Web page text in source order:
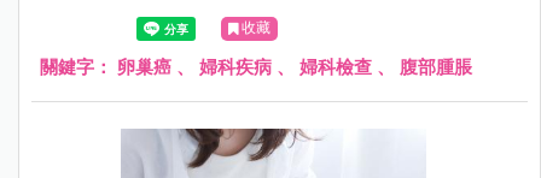
險因素和檢查方式，對提高存活機會非常重要。
收藏
關鍵字： 卵巢癌 、 婦科疾病 、 婦科檢查 、 腹部腫脹